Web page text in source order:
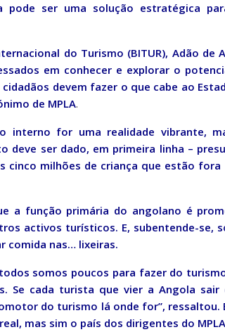
pode ser uma solução estratégica
do Turismo (BITUR), Adão de
em conhecer e explorar o
devem fazer o que cabe ao
de MPLA.
interno for uma realidade vibrante,
ser dado, em primeira linha –
cinco milhões de criança que estão
a função primária do angolano é
activos turísticos. E, subentende-se,
comida nas… lixeiras.
somos poucos para fazer do
Se cada turista que vier a Angola sair
do turismo lá onde for”, ressaltou.
mas sim o país dos dirigentes do